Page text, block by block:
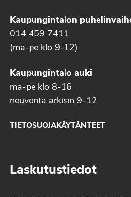
Kaupungintalon
014 459 7411
(ma-pe klo 9-12)
Kaupungintalo auki
ma-pe klo 8-16
neuvonta arkisin 9-12
TIETOSUOJAKÄYTÄNTEET
Laskutustiedot